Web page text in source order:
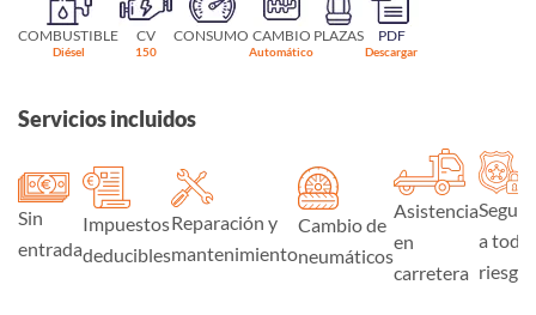
COMBUSTIBLE
Diésel
CV
150
CONSUMO CAMBIO
Automático
PLAZAS PDF
Descargar
Servicios incluidos
Sin
entrada
Impuestos
deducibles
Reparación y
mantenimiento
Cambio de
neumáticos
Asistencia
en
carretera
Seguro
a todo
riesgo